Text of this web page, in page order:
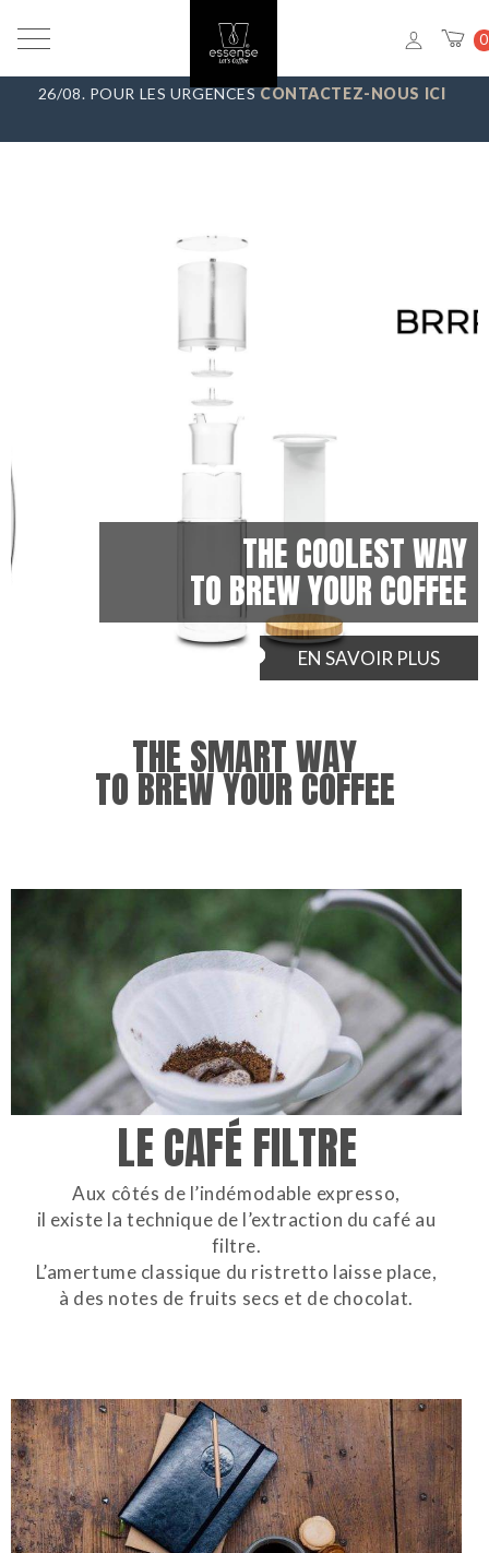
0
THE COOLEST WAY
TO BREW YOUR COFFEE
EN SAVOIR PLUS
THE SMART WAY
TO BREW YOUR COFFEE
LE CAFÉ FILTRE
Aux côtés de l’indémodable expresso,
il existe la technique de l’extraction du café au
filtre.
L’amertume classique du ristretto laisse place,
à des notes de fruits secs et de chocolat.
VACANCES D’ÉTÉ
_ NOUS FAISONS UNE PAUSE DU 7/08 AU
23/08, TOUTES LES COMMANDES SERONT EXPÉDIÉES LE
26/08. POUR LES URGENCESCONTACTEZ-NOUS ICI